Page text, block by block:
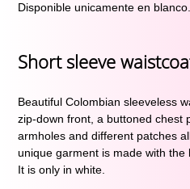
Disponible unicamente en blanco.
Short sleeve
Beautiful Colombian sleeveless
zip-down front, a buttoned chest
armholes and different patches
unique garment is made with the
It is only in white.